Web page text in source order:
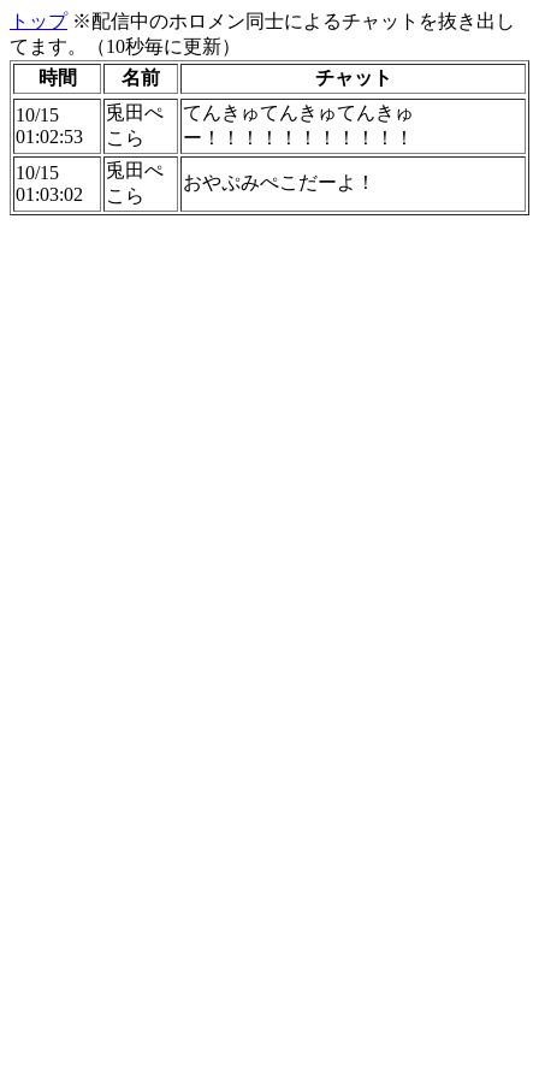
トップ※配信中のホロメン同士によるチャットを抜き出し
てます。（10秒毎に更新）
時間
名前
チャット
10/15
01:02:53
兎田ぺ
こら
てんきゅてんきゅてんきゅ
ー！！！！！！！！！！！
10/15
01:03:02
兎田ぺ
こら
おやぷみぺこだーよ！